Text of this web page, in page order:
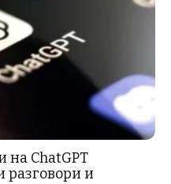
на ChatGPT
разговори и